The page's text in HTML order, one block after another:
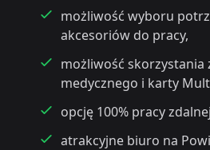
możliwość wyboru
akcesoriów do pracy,
możliwość skorzystania
medycznego i karty
opcję 100% pracy
atrakcyjne biuro na